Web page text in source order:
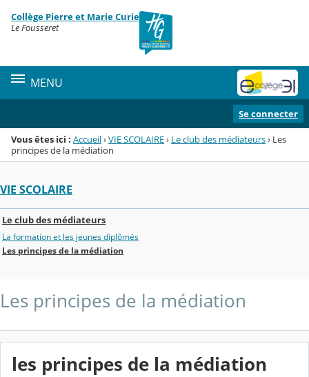
Menu de la rubrique
Contenu
Collège Pierre et Marie Curie
Le Fousseret
MENU
Se connecter
Vous êtes ici : Accueil›VIE SCOLAIRE› Le club des médiateurs› Les
principes de la médiation
VIE SCOLAIRE
Le club des médiateurs
La formation et les jeunes diplômés
Les principes de la médiation
Les principes de la médiation
les principes de la médiation